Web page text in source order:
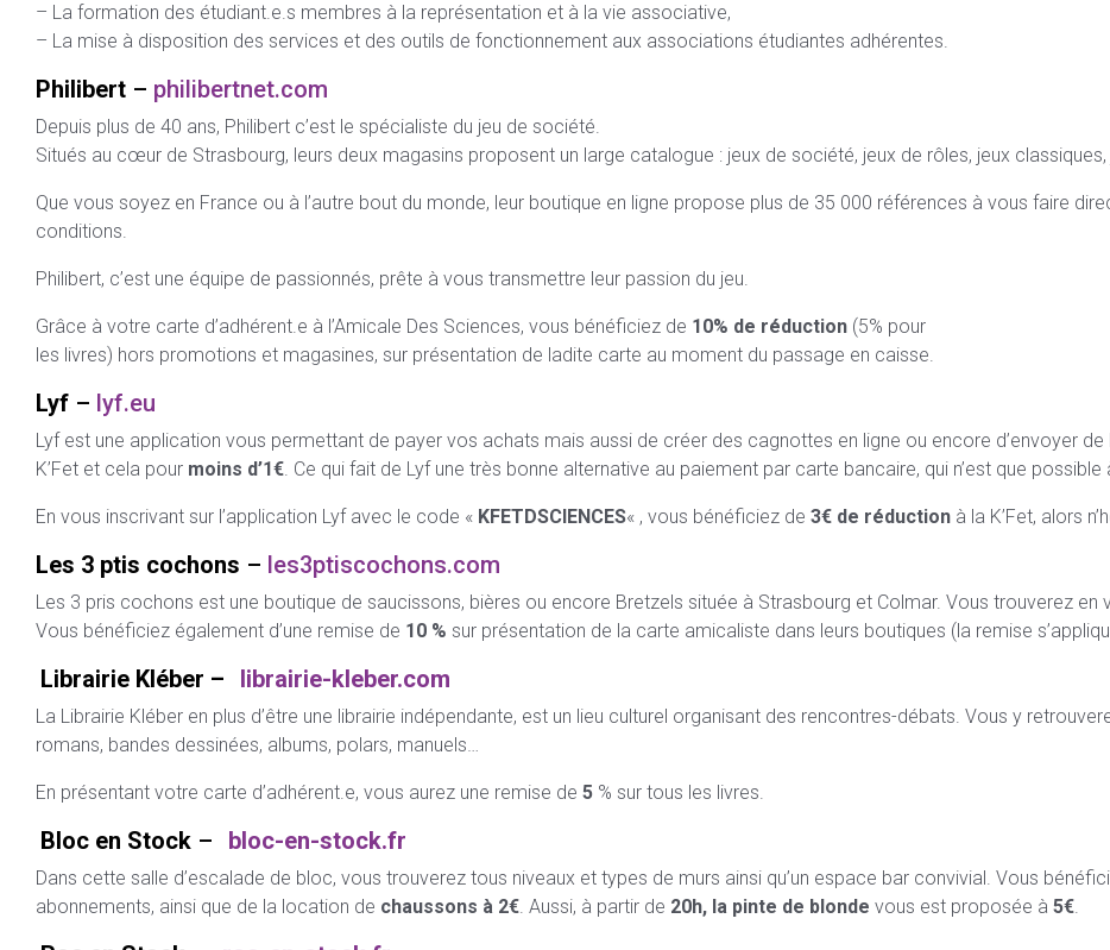
– La formation des étudiant.e.s membres à la représentation et à la vie associative,
– La mise à disposition des services et des outils de fonctionnement aux associations étudiantes adhérentes.
Philibert – philibertnet.com
Depuis plus de 40 ans, Philibert c’est le spécialiste du jeu de société.
Situés au cœur de Strasbourg, leurs deux magasins proposent un large catalogue : jeux de société, jeux de rôles, jeux
Que vous soyez en France ou à l’autre bout du monde, leur boutique en ligne propose plus de 35 000 références à vous faire
conditions.
Philibert, c’est une équipe de passionnés, prête à vous transmettre leur passion du jeu.
Grâce à votre carte d’adhérent.e à l’Amicale Des Sciences, vous bénéficiez de 10% de réduction (5% pour
les livres) hors promotions et magasines, sur présentation de ladite carte au moment du passage en caisse.
Lyf – lyf.eu
Lyf est une application vous permettant de payer vos achats mais aussi de créer des cagnottes en ligne ou encore d’envoyer
K’Fet et cela pour moins d’1€. Ce qui fait de Lyf une très bonne alternative au paiement par carte bancaire, qui n’est que possible
En vous inscrivant sur l’application Lyf avec le code « KFETDSCIENCES« , vous bénéficiez de 3€ de réduction à la K’Fet, alors
Les 3 ptis cochons – les3ptiscochons.com
Les 3 pris cochons est une boutique de saucissons, bières ou encore Bretzels située à Strasbourg et Colmar. Vous trouverez en
Vous bénéficiez également d’une remise de 10 % sur présentation de la carte amicaliste dans leurs boutiques (la remise
Librairie Kléber – librairie-kleber.com
La Librairie Kléber en plus d’être une librairie indépendante, est un lieu culturel organisant des rencontres-débats. Vous y
romans, bandes dessinées, albums, polars, manuels…
En présentant votre carte d’adhérent.e, vous aurez une remise de 5 % sur tous les livres.
Bloc en Stock – bloc-en-stock.fr
Dans cette salle d’escalade de bloc, vous trouverez tous niveaux et types de murs ainsi qu’un espace bar convivial. Vous
abonnements, ainsi que de la location de chaussons à 2€. Aussi, à partir de 20h, la pinte de blonde vous est proposée à 5€.